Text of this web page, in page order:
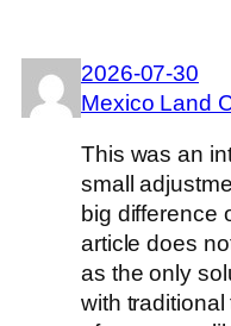
2026-07-30
Mexico Land
This was an
small
big difference
article does
as the only
with